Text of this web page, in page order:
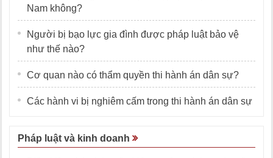
Nam không?
Người bị bạo lực gia đình được pháp luật bảo vệ
như thế nào?
Cơ quan nào có thẩm quyền thi hành án dân sự?
Các hành vi bị nghiêm cấm trong thi hành án dân sự
Pháp luật và kinh doanh